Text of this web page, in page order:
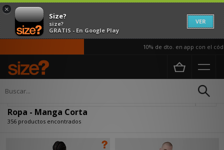
×
Size?
size?
GRATIS - En Google Play
VER
10% de dto. en app con el código
Página principal
Ropa - Manga Corta
356 productos encontrados